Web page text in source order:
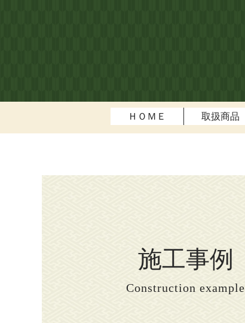
ＨＯＭＥ 取扱商品
施工事例
Construction example